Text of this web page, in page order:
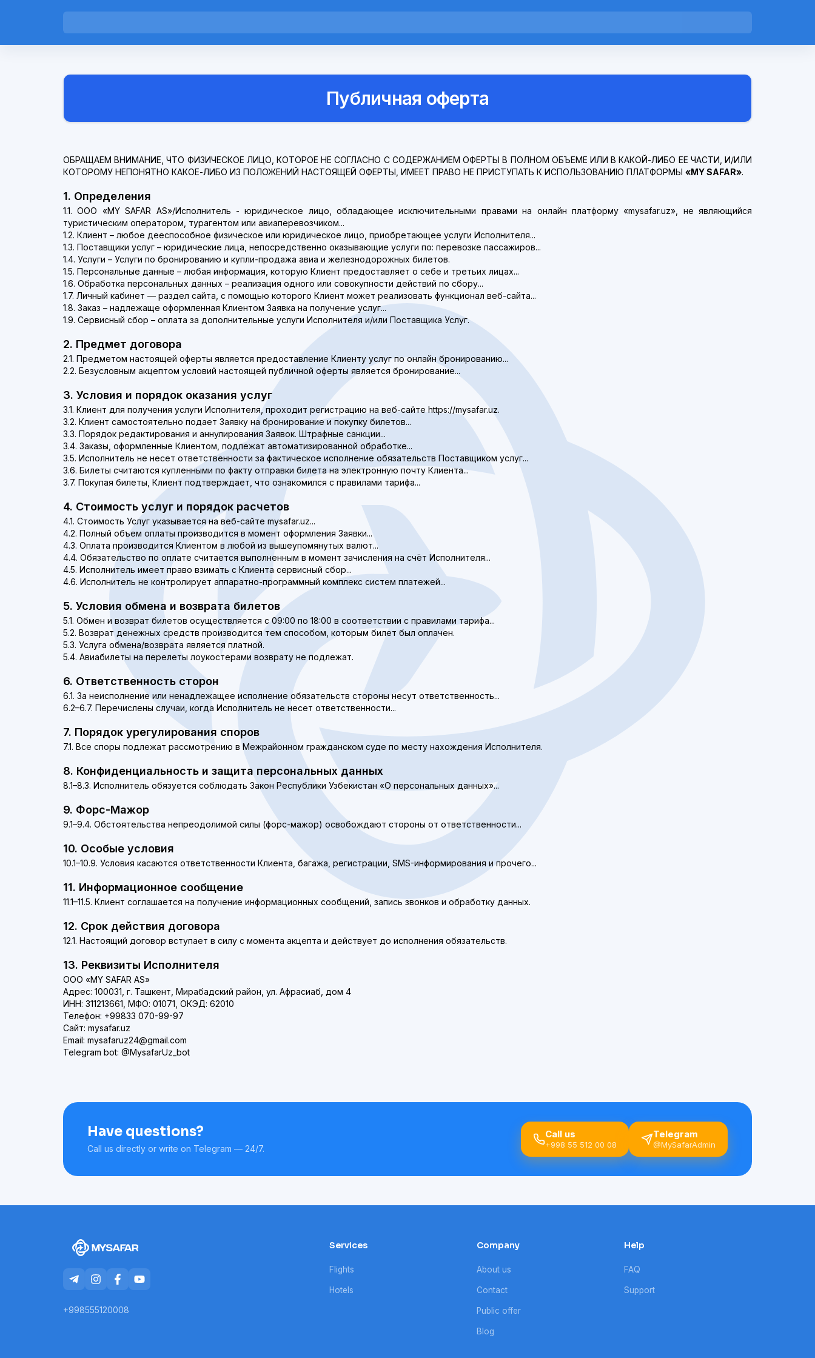
Публичная оферта
ОБРАЩАЕМ ВНИМАНИЕ, ЧТО ФИЗИЧЕСКОЕ ЛИЦО, КОТОРОЕ НЕ СОГЛАСНО С СОДЕРЖАНИЕМ ОФЕРТЫ В ПОЛНОМ ОБЪЕМЕ ИЛИ В КАКОЙ-ЛИБО ЕЕ ЧАСТИ, И/ИЛИ
КОТОРОМУ НЕПОНЯТНО КАКОЕ-ЛИБО ИЗ ПОЛОЖЕНИЙ НАСТОЯЩЕЙ ОФЕРТЫ, ИМЕЕТ ПРАВО НЕ ПРИСТУПАТЬ К ИСПОЛЬЗОВАНИЮ ПЛАТФОРМЫ «MY SAFAR».
1. Определения
1.1. ООО «MY SAFAR AS»/Исполнитель - юридическое лицо, обладающее исключительными правами на онлайн платформу «mysafar.uz», не являющийся
туристическим оператором, турагентом или авиаперевозчиком...
1.2. Клиент – любое дееспособное физическое или юридическое лицо, приобретающее услуги Исполнителя...
1.3. Поставщики услуг – юридические лица, непосредственно оказывающие услуги по: перевозке пассажиров...
1.4. Услуги – Услуги по бронированию и купли-продажа авиа и железнодорожных билетов.
1.5. Персональные данные – любая информация, которую Клиент предоставляет о себе и третьих лицах...
1.6. Обработка персональных данных – реализация одного или совокупности действий по сбору...
1.7. Личный кабинет — раздел сайта, с помощью которого Клиент может реализовать функционал веб-сайта...
1.8. Заказ – надлежаще оформленная Клиентом Заявка на получение услуг...
1.9. Сервисный сбор – оплата за дополнительные услуги Исполнителя и/или Поставщика Услуг.
2. Предмет договора
2.1. Предметом настоящей оферты является предоставление Клиенту услуг по онлайн бронированию...
2.2. Безусловным акцептом условий настоящей публичной оферты является бронирование...
3. Условия и порядок оказания услуг
3.1. Клиент для получения услуги Исполнителя, проходит регистрацию на веб-сайте https://mysafar.uz.
3.2. Клиент самостоятельно подает Заявку на бронирование и покупку билетов...
3.3. Порядок редактирования и аннулирования Заявок. Штрафные санкции...
3.4. Заказы, оформленные Клиентом, подлежат автоматизированной обработке...
3.5. Исполнитель не несет ответственности за фактическое исполнение обязательств Поставщиком услуг...
3.6. Билеты считаются купленными по факту отправки билета на электронную почту Клиента...
3.7. Покупая билеты, Клиент подтверждает, что ознакомился с правилами тарифа...
4. Стоимость услуг и порядок расчетов
4.1. Стоимость Услуг указывается на веб-сайте mysafar.uz...
4.2. Полный объем оплаты производится в момент оформления Заявки...
4.3. Оплата производится Клиентом в любой из вышеупомянутых валют...
4.4. Обязательство по оплате считается выполненным в момент зачисления на счёт Исполнителя...
4.5. Исполнитель имеет право взимать с Клиента сервисный сбор...
4.6. Исполнитель не контролирует аппаратно-программный комплекс систем платежей...
5. Условия обмена и возврата билетов
5.1. Обмен и возврат билетов осуществляется с 09:00 по 18:00 в соответствии с правилами тарифа...
5.2. Возврат денежных средств производится тем способом, которым билет был оплачен.
5.3. Услуга обмена/возврата является платной.
5.4. Авиабилеты на перелеты лоукостерами возврату не подлежат.
6. Ответственность сторон
6.1. За неисполнение или ненадлежащее исполнение обязательств стороны несут ответственность...
6.2–6.7. Перечислены случаи, когда Исполнитель не несет ответственности...
7. Порядок урегулирования споров
7.1. Все споры подлежат рассмотрению в Межрайонном гражданском суде по месту нахождения Исполнителя.
8. Конфиденциальность и защита персональных данных
8.1–8.3. Исполнитель обязуется соблюдать Закон Республики Узбекистан «О персональных данных»...
9. Форс-Мажор
9.1–9.4. Обстоятельства непреодолимой силы (форс-мажор) освобождают стороны от ответственности...
10. Особые условия
10.1–10.9. Условия касаются ответственности Клиента, багажа, регистрации, SMS-информирования и прочего...
11. Информационное сообщение
11.1–11.5. Клиент соглашается на получение информационных сообщений, запись звонков и обработку данных.
12. Срок действия договора
12.1. Настоящий договор вступает в силу с момента акцепта и действует до исполнения обязательств.
13. Реквизиты Исполнителя
ООО «MY SAFAR AS»
Адрес: 100031, г. Ташкент, Мирабадский район, ул. Афрасиаб, дом 4
ИНН: 311213661, МФО: 01071, ОКЭД: 62010
Телефон: +99833 070-99-97
Сайт: mysafar.uz
Email: mysafaruz24@gmail.com
Telegram bot: @MysafarUz_bot
Have questions?
Call us directly or write on Telegram — 24/7.
Call us
+998 55 512 00 08
Telegram
@MySafarAdmin
+998555120008
Services
Flights
Hotels
Company
About us
Contact
Public offer
Blog
Help
FAQ
Support